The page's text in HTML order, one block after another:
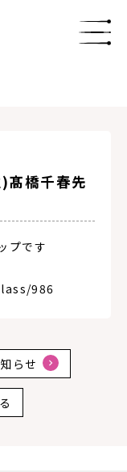
髙橋千春先
プです
986
らせ